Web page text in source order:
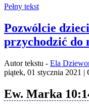
Pełny tekst
Pozwólcie
przychodzić do
Autor tekstu - Ela
piątek, 01 stycznia 2021 |
Ew. Marka